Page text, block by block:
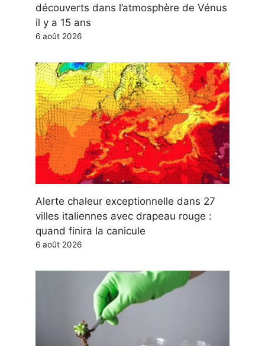
découverts dans l’atmosphère de Vénus
il y a 15 ans
6 août 2026
Alerte chaleur exceptionnelle dans 27
villes italiennes avec drapeau rouge :
quand finira la canicule
6 août 2026